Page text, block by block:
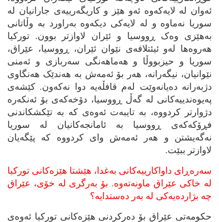
ئه‌وان له‌ لایه‌که‌وه‌ ئه‌و هێز و کاریگه‌رییه‌ی جارانیان له‌
سوریا نه‌ماوه‌ و له‌ لایه‌کی دیکه‌وه‌ به‌راورد به‌ وڵاتانی
به‌هێزی وه‌ک ڕووسیا و ئێران لاوازتر بوون. تورکیا
هه‌روه‌ها له‌و ئیئتلافه‌ی نێوان ئێران، ڕووسیا، عێراق،
سوریا و حیزبووڵا و هه‌ماهه‌نگی سه‌ربازی و ئه‌منی
نێوانیان، نیگه‌رانه‌، هه‌ر بۆ ئه‌مه‌ش به‌ هه‌ندێک هه‌نگاوی
دژبه‌رانه‌ ده‌یانه‌وێت له‌م قافڵه‌یه‌ دوا نه‌که‌ون. کێشه‌ی
په‌یوه‌ندییه‌کانی له‌ گه‌ڵ ڕووسیا، دۆخه‌که‌ی بۆ ئه‌نکه‌ره‌
دژوارتر کردووه‌، به‌ تایبه‌ت ئه‌وه‌ی که‌ به‌ تێکشکاندنی
فڕۆکه‌که‌ی ڕووسیا به‌ ئامانجه‌کانیان له‌ سوریا
نه‌گه‌یشتن و هه‌ر ئه‌مه‌ش وای کردووه‌ که‌ پێگه‌یان
لاوازتر ببێت.
سه‌ره‌ڕای داواکارییه‌کانی به‌غدا، هێشتا هێزه‌کانی تورکیا
له‌ خاکی عێراق ماونه‌ته‌وه‌. بۆ به‌رگری له‌ خۆی، عێراق
چه‌ بژارده‌یه‌کی له‌ به‌ر ده‌ستدایه‌؟
حکومه‌تی عێراق بۆ ده‌رکردنی هێزه‌کانی تورکیا ئه‌وه‌ی